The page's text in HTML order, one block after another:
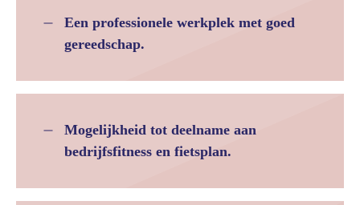
Een professionele werkplek met goed
gereedschap.
Mogelijkheid tot deelname aan
bedrijfsfitness en fietsplan.